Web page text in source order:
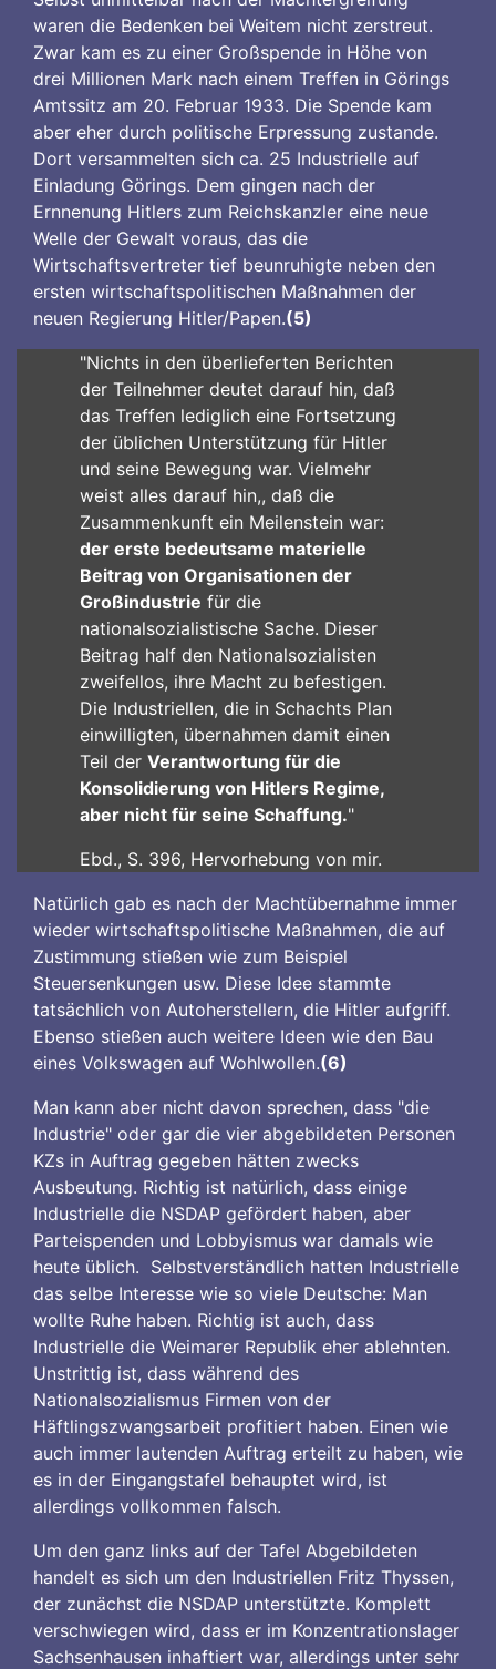
waren die Bedenken bei Weitem nicht zerstreut.
Zwar kam es zu einer Großspende in Höhe von
drei Millionen Mark nach einem Treffen in Görings
Amtssitz am 20. Februar 1933. Die Spende kam
aber eher durch politische Erpressung zustande.
Dort versammelten sich ca. 25 Industrielle auf
Einladung Görings. Dem gingen nach der
Ernnenung Hitlers zum Reichskanzler eine neue
Welle der Gewalt voraus, das die
Wirtschaftsvertreter tief beunruhigte neben den
ersten wirtschaftspolitischen Maßnahmen der
neuen Regierung Hitler/Papen.(5)
"Nichts in den überlieferten Berichten
der Teilnehmer deutet darauf hin, daß
das Treffen lediglich eine Fortsetzung
der üblichen Unterstützung für Hitler
und seine Bewegung war. Vielmehr
weist alles darauf hin,, daß die
Zusammenkunft ein Meilenstein war:
der erste bedeutsame materielle
Beitrag von Organisationen der
Großindustrie für die
nationalsozialistische Sache. Dieser
Beitrag half den Nationalsozialisten
zweifellos, ihre Macht zu befestigen.
Die Industriellen, die in Schachts Plan
einwilligten, übernahmen damit einen
Teil der Verantwortung für die
Konsolidierung von Hitlers Regime,
aber nicht für seine Schaffung."
Ebd., S. 396, Hervorhebung von mir.
Natürlich gab es nach der Machtübernahme immer
wieder wirtschaftspolitische Maßnahmen, die auf
Zustimmung stießen wie zum Beispiel
Steuersenkungen usw. Diese Idee stammte
tatsächlich von Autoherstellern, die Hitler aufgriff.
Ebenso stießen auch weitere Ideen wie den Bau
eines Volkswagen auf Wohlwollen.(6)
Man kann aber nicht davon sprechen, dass "die
Industrie" oder gar die vier abgebildeten Personen
KZs in Auftrag gegeben hätten zwecks
Ausbeutung. Richtig ist natürlich, dass einige
Industrielle die NSDAP gefördert haben, aber
Parteispenden und Lobbyismus war damals wie
heute üblich. Selbstverständlich hatten Industrielle
das selbe Interesse wie so viele Deutsche: Man
wollte Ruhe haben. Richtig ist auch, dass
Industrielle die Weimarer Republik eher ablehnten.
Unstrittig ist, dass während des
Nationalsozialismus Firmen von der
Häftlingszwangsarbeit profitiert haben. Einen wie
auch immer lautenden Auftrag erteilt zu haben, wie
es in der Eingangstafel behauptet wird, ist
allerdings vollkommen falsch.
Um den ganz links auf der Tafel Abgebildeten
handelt es sich um den Industriellen Fritz Thyssen,
der zunächst die NSDAP unterstützte. Komplett
verschwiegen wird, dass er im Konzentrationslager
Sachsenhausen inhaftiert war, allerdings unter sehr